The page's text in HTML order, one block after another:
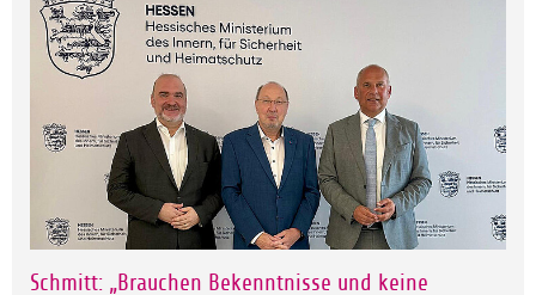
Schmitt: „Brauchen Bekenntnisse und keine